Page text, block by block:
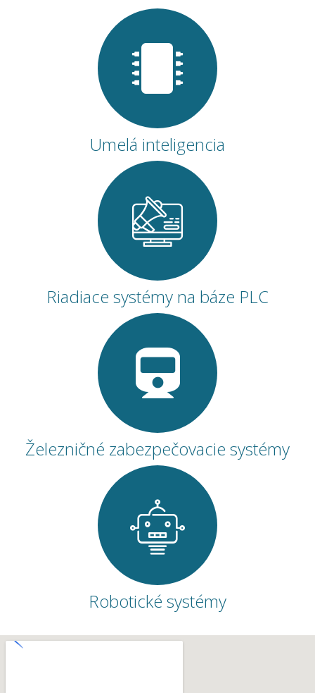
Umelá inteligencia
Riadiace systémy na báze PLC
Železničné zabezpečovacie systémy
Robotické systémy